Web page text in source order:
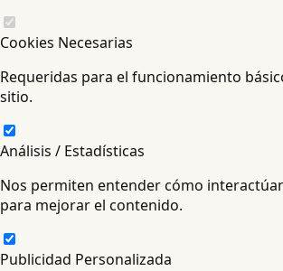
Cookies Necesarias
Requeridas para el funcionamiento
sitio.
Análisis / Estadísticas
Nos permiten entender cómo
para mejorar el contenido.
Publicidad Personalizada